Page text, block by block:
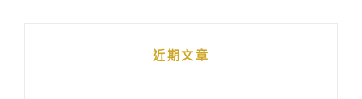
近期文章